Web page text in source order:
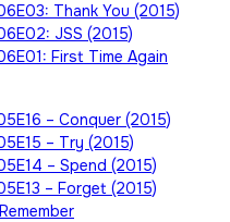
Thank You (2015)
JSS (2015)
First Time Again
– Conquer (2015)
– Try (2015)
– Spend (2015)
– Forget (2015)